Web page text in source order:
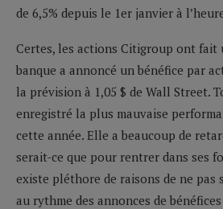
de 6,5% depuis le 1er janvier à
Certes, les actions Citigroup ont fait
banque a annoncé un bénéfice par
la prévision à 1,05 $ de Wall Street.
enregistré la plus mauvaise
cette année. Elle a beaucoup de
serait-ce que pour rentrer dans ses
existe pléthore de raisons de ne pas
au rythme des annonces de